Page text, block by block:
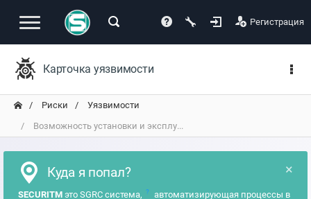
Регистрация
Карточка уязвимости
Риски
Уязвимости
Возможность установки и эксплу...
×
Куда я попал?
SECURITM это SGRC система, ?
автоматизирующая процессы в